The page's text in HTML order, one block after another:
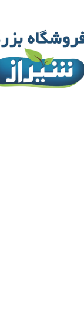
تغییر گذر واژه
سفارشات